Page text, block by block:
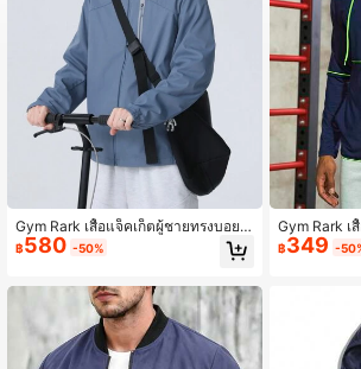
4.92 51K ผู้ติดตาม
Gym Rark เสื้อแจ็คเก็ตผู้ชายทรงบอยเ
ฟรนด์ลำลองแบบมีซิปด้านหน้าพร้อมเชื
อกรูด, เสื้อแจ็คเก็ตกีฬาแขนยาวแบบมี
฿580 -50%
Gym Rark เ
บอยเฟรนด์
ตัดสี มีฮู้ด ผูก
฿349 -